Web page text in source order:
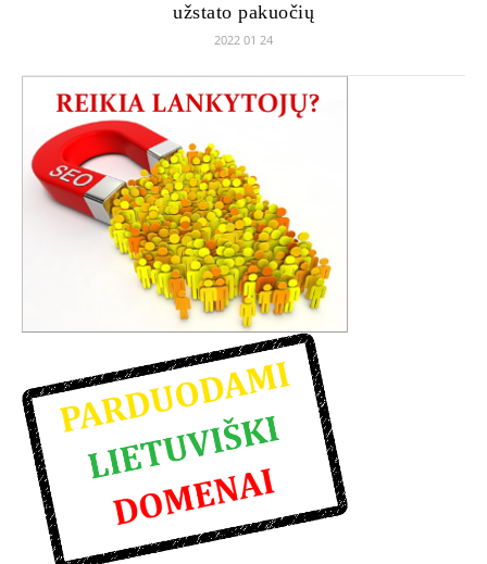
užstato pakuočių
2022 01 24